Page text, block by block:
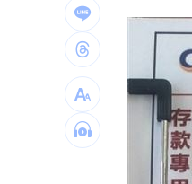
99歲婆婆
外野僅
想靠正
男同事